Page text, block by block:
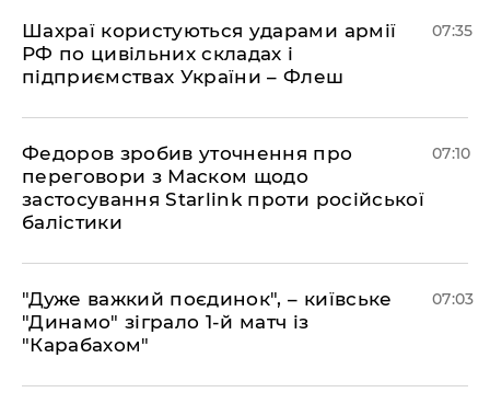
Шахраї користуються ударами армії
РФ по цивільних складах і
підприємствах України – Флеш
07:35
Федоров зробив уточнення про
переговори з Маском щодо
застосування Starlink проти російської
балістики
07:10
"Дуже важкий поєдинок", – київське
"Динамо" зіграло 1-й матч із
"Карабахом"
07:03